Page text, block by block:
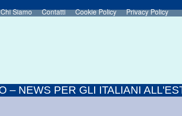
Chi Siamo Contatti Cookie Policy Privacy Policy
– NEWS PER GLI ITALIANI